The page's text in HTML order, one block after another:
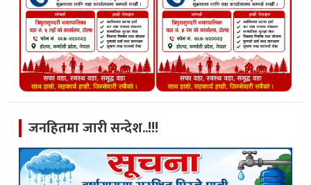
जनहितमा जारी सन्देश..!!!